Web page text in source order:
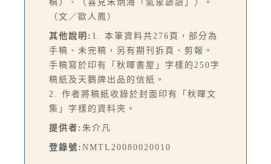
稿〉、〈喜見朱炳海「氣象諺語」〉。
（文／歐人鳳）
其他說明: 1. 本筆資料共276頁，部分為
手稿、未完稿，另有期刊拆頁、剪報。
手稿寫於印有「秋暉書屋」字樣的250字
稿紙及天鵝牌出品的信紙。
2. 作者將稿紙收錄於封面印有「秋暉文
集」字樣的資料夾。
提供者: 朱介凡
登錄號: NMTL20080020010